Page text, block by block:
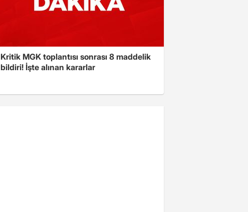
Kritik MGK toplantısı sonrası 8 maddelik
bildiri! İşte alınan kararlar